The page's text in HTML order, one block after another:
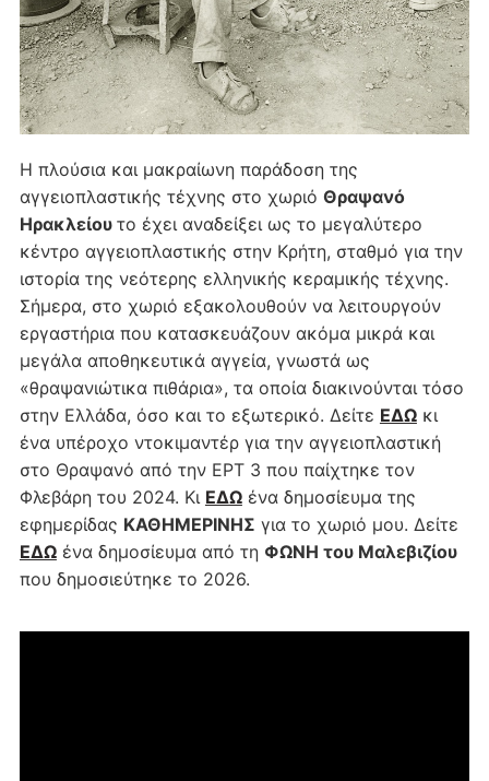
Η πλούσια και μακραίωνη παράδοση της
αγγειοπλαστικής τέχνης στο χωριό Θραψανό
Ηρακλείου το έχει αναδείξει ως το μεγαλύτερο
κέντρο αγγειοπλαστικής στην Κρήτη, σταθμό για την
ιστορία της νεότερης ελληνικής κεραμικής τέχνης.
Σήμερα, στο χωριό εξακολουθούν να λειτουργούν
εργαστήρια που κατασκευάζουν ακόμα μικρά και
μεγάλα αποθηκευτικά αγγεία, γνωστά ως
«θραψανιώτικα πιθάρια», τα οποία διακινούνται τόσο
στην Ελλάδα, όσο και το εξωτερικό. Δείτε ΕΔΩκι
ένα υπέροχο ντοκιμαντέρ για την αγγειοπλαστική
στο Θραψανό από την ΕΡΤ 3 που παίχτηκε τον
Φλεβάρη του 2024. Κι ΕΔΩένα δημοσίευμα της
εφημερίδας ΚΑΘΗΜΕΡΙΝΗΣ για το χωριό μου. Δείτε
ΕΔΩένα δημοσίευμα από τη ΦΩΝΗ του Μαλεβιζίου
που δημοσιεύτηκε το 2026.